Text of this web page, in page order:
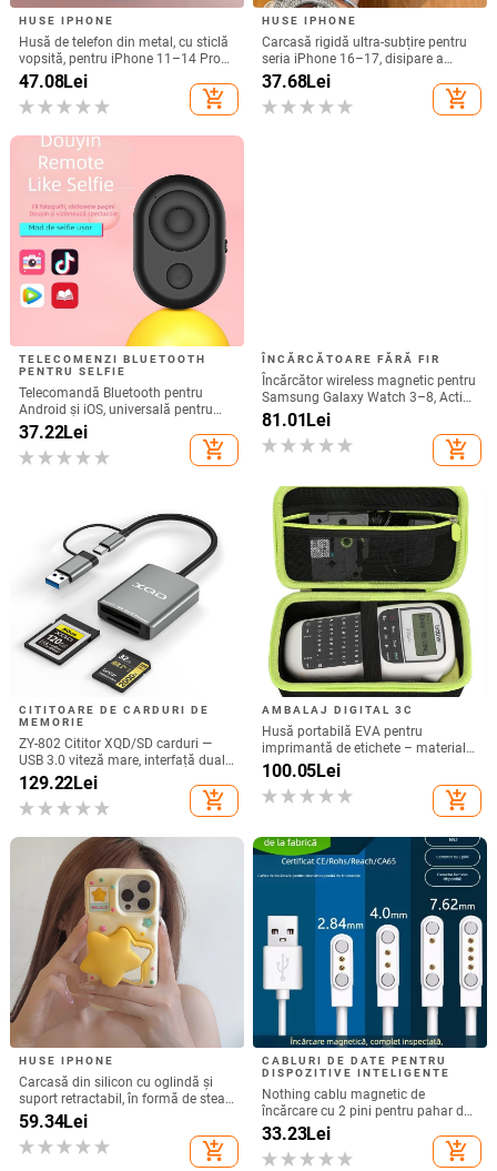
HUSE IPHONE
Husă de telefon din metal, cu sticlă
vopsită, pentru iPhone 11–14 Pro
Max, disipare căldură, model YK263
47.08Lei
add_shopping_cart
HUSE IPHONE
Carcasă rigidă ultra-subțire pentru
seria iPhone 16–17, disipare a
căldurii, protecție totală, anti-cadere
și rezistență la amprente
37.68Lei
add_shopping_cart
TELECOMENZI BLUETOOTH
PENTRU SELFIE
Telecomandă Bluetooth pentru
Android și iOS, universală pentru
selfie și filmare, model 6-key
tremolo, Vernon, material ABS,
greutate 15 g
37.22Lei
add_shopping_cart
ÎNCĂRCĂTOARE FĂRĂ FIR
Încărcător wireless magnetic pentru
Samsung Galaxy Watch 3–8, Active
1/2 • QC2.0 • Încărcare magnetică •
3W / 1A
81.01Lei
add_shopping_cart
CITITOARE DE CARDURI DE
MEMORIE
ZY-802 Cititor XQD/SD carduri —
USB 3.0 viteză mare, interfață duală
Type-C și USB, aliaj de aluminiu +
ABS
129.22Lei
add_shopping_cart
AMBALAJ DIGITAL 3C
Husă portabilă EVA pentru
imprimantă de etichete – material
Oxford + EVA, EVA presat termic cu
cusături, încărcare 10 kg
100.05Lei
add_shopping_cart
HUSE IPHONE
Carcasă din silicon cu oglindă și
suport retractabil, în formă de stea
cu cinci colțuri, pentru iPhone 13–
17 Pro/Max
59.34Lei
add_shopping_cart
CABLURI DE DATE PENTRU
DISPOZITIVE INTELIGENTE
Nothing cablu magnetic de
încărcare cu 2 pini pentru pahar de
suc și ceas inteligent – 60 cm,
magnet puternic N52, distanța pini
7,62 mm
33.23Lei
add_shopping_cart